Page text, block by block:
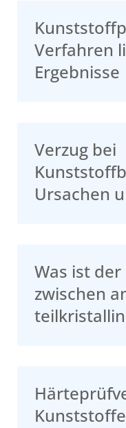
Verfahren
Ergebnisse
Verzug bei
Ursachen
Was ist
zwischen